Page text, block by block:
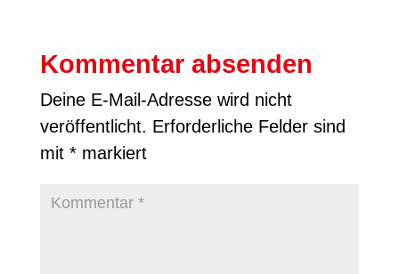
Kommentar absenden
Deine E-Mail-Adresse wird nicht
veröffentlicht. Erforderliche Felder sind
mit *markiert